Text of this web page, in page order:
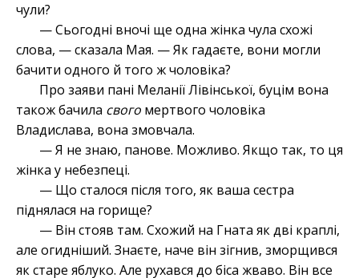
чули?
— Сьогодні вночі ще одна жінка чула схожі
слова, — сказала Мая. — Як гадаєте, вони могли
бачити одного й того ж чоловіка?
Про заяви пані Меланії Лівінської, буцім вона
також бачила свого мертвого чоловіка
Владислава, вона змовчала.
— Я не знаю, панове. Можливо. Якщо так, то ця
жінка у небезпеці.
— Що сталося після того, як ваша сестра
піднялася на горище?
— Він стояв там. Схожий на Гната як дві краплі,
але огидніший. Знаєте, наче він зігнив, зморщився
як старе яблуко. Але рухався до біса жваво. Він все